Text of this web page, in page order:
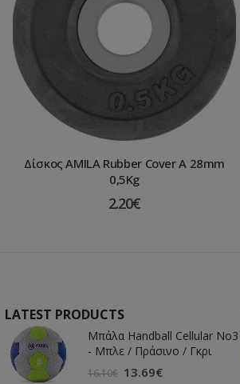
Δίσκος AMILA Rubber Cover A 28mm
0,5Kg
2.20€
LATEST PRODUCTS
Μπάλα Handball Cellular Νο3
- Μπλε / Πράσινο / Γκρι
16.10€ 13.69€